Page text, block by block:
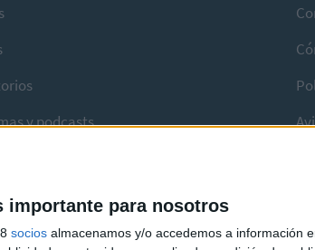
importante para nosotros
socios almacenamos y/o accedemos a información
y podcasts